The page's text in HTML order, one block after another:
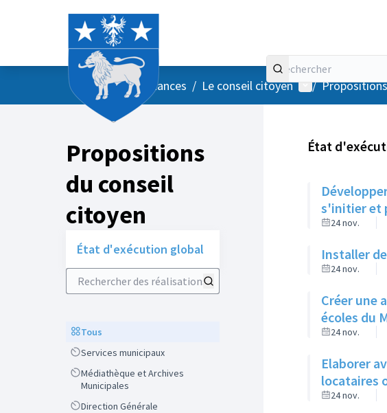
AccueilMenu principal
/ Vos instances / Le conseil citoyen Menu utilisateur
/
Propositions
du conseil
citoyen
État d'exécution global
Rechercher des réalisations
ScopeTous
ScopeServices municipaux
Scope
Médiathèque et Archives
Municipales
ScopeDirection Générale
État
s'initier et
24 nov.
Installer
24 nov.
Créer une
écoles du
24 nov.
Elaborer
locataires
24 nov.